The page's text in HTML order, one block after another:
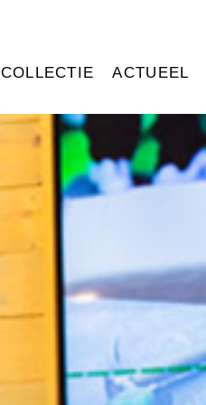
COLLECTIE ACTUEEL